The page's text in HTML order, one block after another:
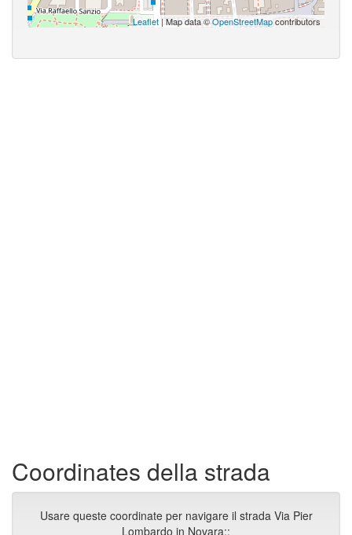
Leaflet| Map data ©OpenStreetMapcontributors
Coordinates della strada
Usare queste coordinate per navigare il strada Via Pier
Lombardo in Novara::